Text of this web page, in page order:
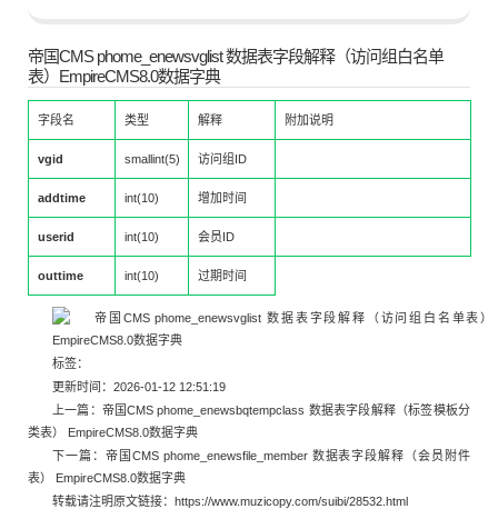
帝国CMS phome_enewsvglist 数据表字段解释（访问组白名单
表）EmpireCMS8.0数据字典
字段名 类型 解释 附加说明
vgid smallint(5) 访问组ID
addtime int(10) 增加时间
userid int(10) 会员ID
outtime int(10) 过期时间
标签：
更新时间：2026-01-12 12:51:19
上一篇： 帝国CMS phome_enewsbqtempclass 数据表字段解释（标签模板分
类表） EmpireCMS8.0数据字典
下一篇： 帝国CMS phome_enewsfile_member 数据表字段解释（会员附件
表） EmpireCMS8.0数据字典
转载请注明原文链接： https://www.muzicopy.com/suibi/28532.html